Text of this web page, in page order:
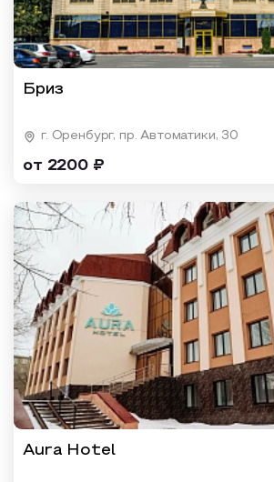
Бриз
г. Оренбург, пр. Автоматики, 30
от 2200 ₽
Aura Hotel